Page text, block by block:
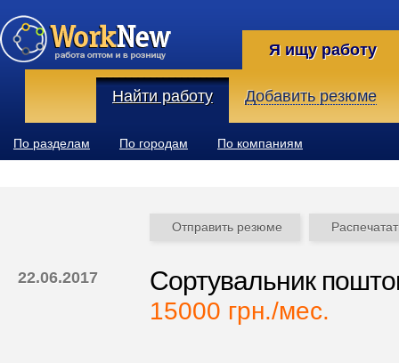
Я ищу работу
Найти работу Добавить резюме
По разделам По городам По компаниям
Отправить резюме
22.06.2017 Сортувальник
15000 грн./мес.